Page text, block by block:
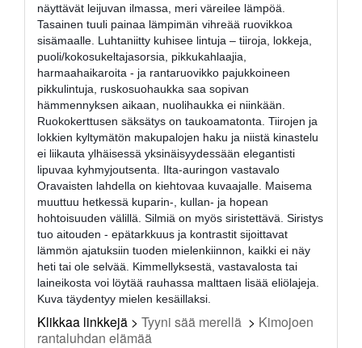
näyttävät leijuvan ilmassa, meri väreilee lämpöä.
Tasainen tuuli painaa lämpimän vihreää ruovikkoa
sisämaalle. Luhtaniitty kuhisee lintuja – tiiroja, lokkeja,
puoli/kokosukeltajasorsia, pikkukahlaajia,
harmaahaikaroita - ja rantaruovikko pajukkoineen
pikkulintuja, ruskosuohaukka saa sopivan
hämmennyksen aikaan, nuolihaukka ei niinkään.
Ruokokerttusen säksätys on taukoamatonta. Tiirojen ja
lokkien kyltymätön makupalojen haku ja niistä kinastelu
ei liikauta ylhäisessä yksinäisyydessään elegantisti
lipuvaa kyhmyjoutsenta. Ilta-auringon vastavalo
Oravaisten lahdella on kiehtovaa kuvaajalle. Maisema
muuttuu hetkessä kuparin-, kullan- ja hopean
hohtoisuuden välillä. Silmiä on myös siristettävä. Siristys
tuo aitouden - epätarkkuus ja kontrastit sijoittavat
lämmön ajatuksiin tuoden mielenkiinnon, kaikki ei näy
heti tai ole selvää. Kimmellyksestä, vastavalosta tai
laineikosta voi löytää rauhassa malttaen lisää eliölajeja.
Kuva täydentyy mielen kesäillaksi.
Klikkaa linkkejä > Tyyni sää merellä > Kimojoen
rantaluhdan elämää